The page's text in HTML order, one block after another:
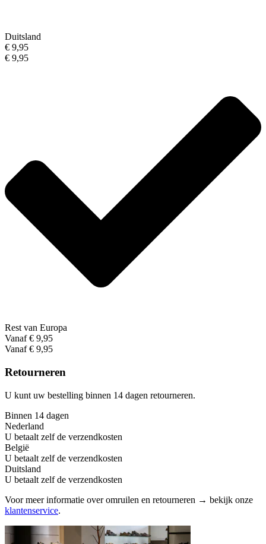
Duitsland
€ 9,95
€ 9,95
Rest van Europa
Vanaf € 9,95
Vanaf € 9,95
Retourneren
U kunt uw bestelling binnen 14 dagen retourneren.
Binnen 14 dagen
Nederland
U betaalt zelf de verzendkosten
België
U betaalt zelf de verzendkosten
Duitsland
U betaalt zelf de verzendkosten
Voor meer informatie over omruilen en retourneren → bekijk onze
klantenservice.